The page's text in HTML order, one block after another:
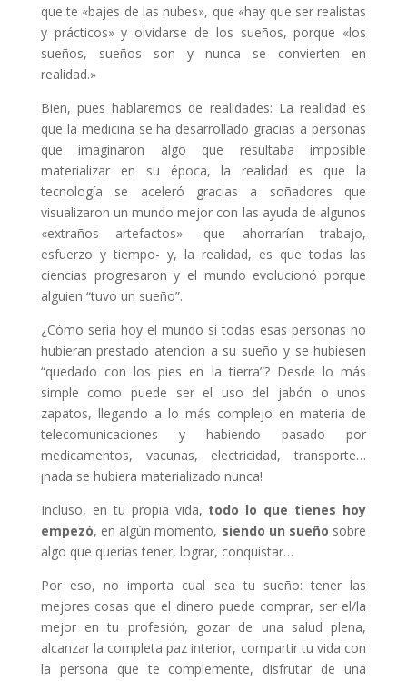
que te «bajes de las nubes», que «hay que ser realistas
y prácticos» y olvidarse de los sueños, porque «los
sueños, sueños son y nunca se convierten en
realidad.»
Bien, pues hablaremos de realidades: La realidad es
que la medicina se ha desarrollado gracias a personas
que imaginaron algo que resultaba imposible
materializar en su época, la realidad es que la
tecnología se aceleró gracias a soñadores que
visualizaron un mundo mejor con las ayuda de algunos
«extraños artefactos» -que ahorrarían trabajo,
esfuerzo y tiempo- y, la realidad, es que todas las
ciencias progresaron y el mundo evolucionó porque
alguien “tuvo un sueño”.
¿Cómo sería hoy el mundo si todas esas personas no
hubieran prestado atención a su sueño y se hubiesen
“quedado con los pies en la tierra”? Desde lo más
simple como puede ser el uso del jabón o unos
zapatos, llegando a lo más complejo en materia de
telecomunicaciones y habiendo pasado por
medicamentos, vacunas, electricidad, transporte…
¡nada se hubiera materializado nunca!
Incluso, en tu propia vida, todo lo que tienes hoy
empezó, en algún momento, siendo un sueño sobre
algo que querías tener, lograr, conquistar…
Por eso, no importa cual sea tu sueño: tener las
mejores cosas que el dinero puede comprar, ser el/la
mejor en tu profesión, gozar de una salud plena,
alcanzar la completa paz interior, compartir tu vida con
la persona que te complemente, disfrutar de una